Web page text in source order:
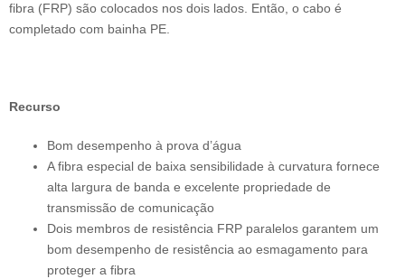
fibra (FRP) são colocados nos dois lados. Então, o cabo é
completado com bainha PE.
Recurso
Bom desempenho à prova d’água
A fibra especial de baixa sensibilidade à curvatura fornece
alta largura de banda e excelente propriedade de
transmissão de comunicação
Dois membros de resistência FRP paralelos garantem um
bom desempenho de resistência ao esmagamento para
proteger a fibra